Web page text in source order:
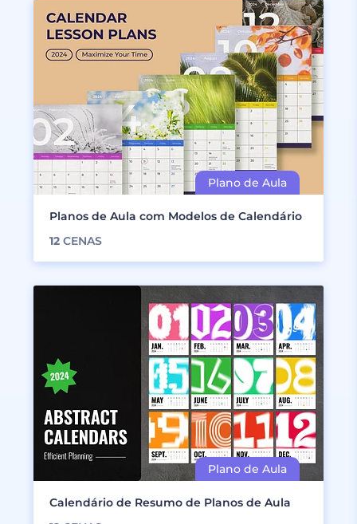
Planos de Aula com Modelos de Calendário
12 CENAS
Calendário de Resumo de Planos de Aula